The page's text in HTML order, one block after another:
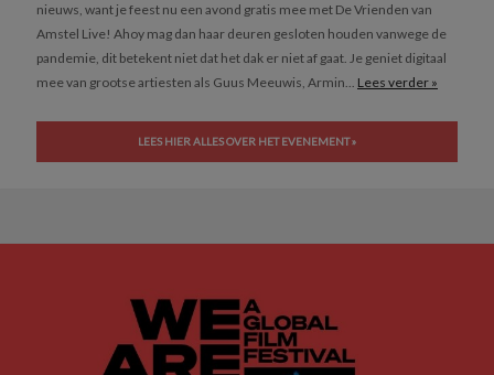
nieuws, want je feest nu een avond gratis mee met De Vrienden van
Amstel Live! Ahoy mag dan haar deuren gesloten houden vanwege de
pandemie, dit betekent niet dat het dak er niet af gaat. Je geniet digitaal
mee van grootse artiesten als Guus Meeuwis, Armin... Lees verder »
LEES HIER ALLES OVER HET EVENEMENT »